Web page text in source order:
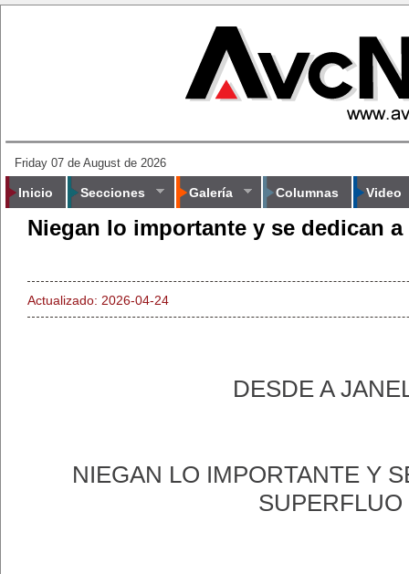
Friday 07 de August de 2026
Inicio Secciones Galería Columnas Video
Niegan lo importante y se dedican
Actualizado: 2026-04-24
DESDE A
NIEGAN LO IMPORTANTE Y
SUPERFLUO